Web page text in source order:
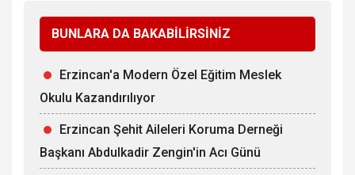
BUNLARA DA BAKABİLİRSİNİZ
Erzincan'a Modern Özel Eğitim Meslek
Okulu Kazandırılıyor
Erzincan Şehit Aileleri Koruma Derneği
Başkanı Abdulkadir Zengin'in Acı Günü